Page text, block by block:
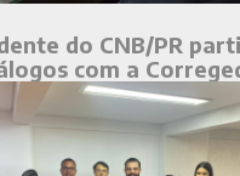
do CNB/PR
com a